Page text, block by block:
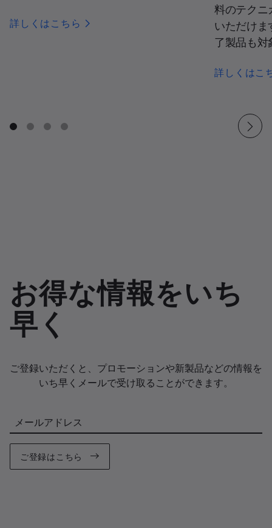
詳しくはこちら
料のテクニ
いただけま
了製品も対
詳しくはこ
お得な情報をいち
早く
ご登録いただくと、プロモーションや新製品などの情報を
いち早くメールで受け取ることができます。
メールアドレス
ご登録はこちら